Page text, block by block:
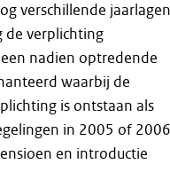
verschillende jaarlagen
de verplichting
nadien optredende
waarbij de
is ontstaan als
in 2005 of 2006
en introductie